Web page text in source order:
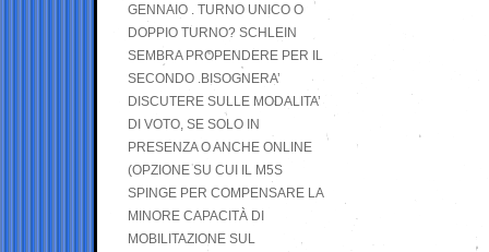
GENNAIO . TURNO UNICO O
DOPPIO TURNO? SCHLEIN
SEMBRA PROPENDERE PER IL
SECONDO .BISOGNERA’
DISCUTERE SULLE MODALITA’
DI VOTO, SE SOLO IN
PRESENZA O ANCHE ONLINE
(OPZIONE SU CUI IL M5S
SPINGE PER COMPENSARE LA
MINORE CAPACITÀ DI
MOBILITAZIONE SUL